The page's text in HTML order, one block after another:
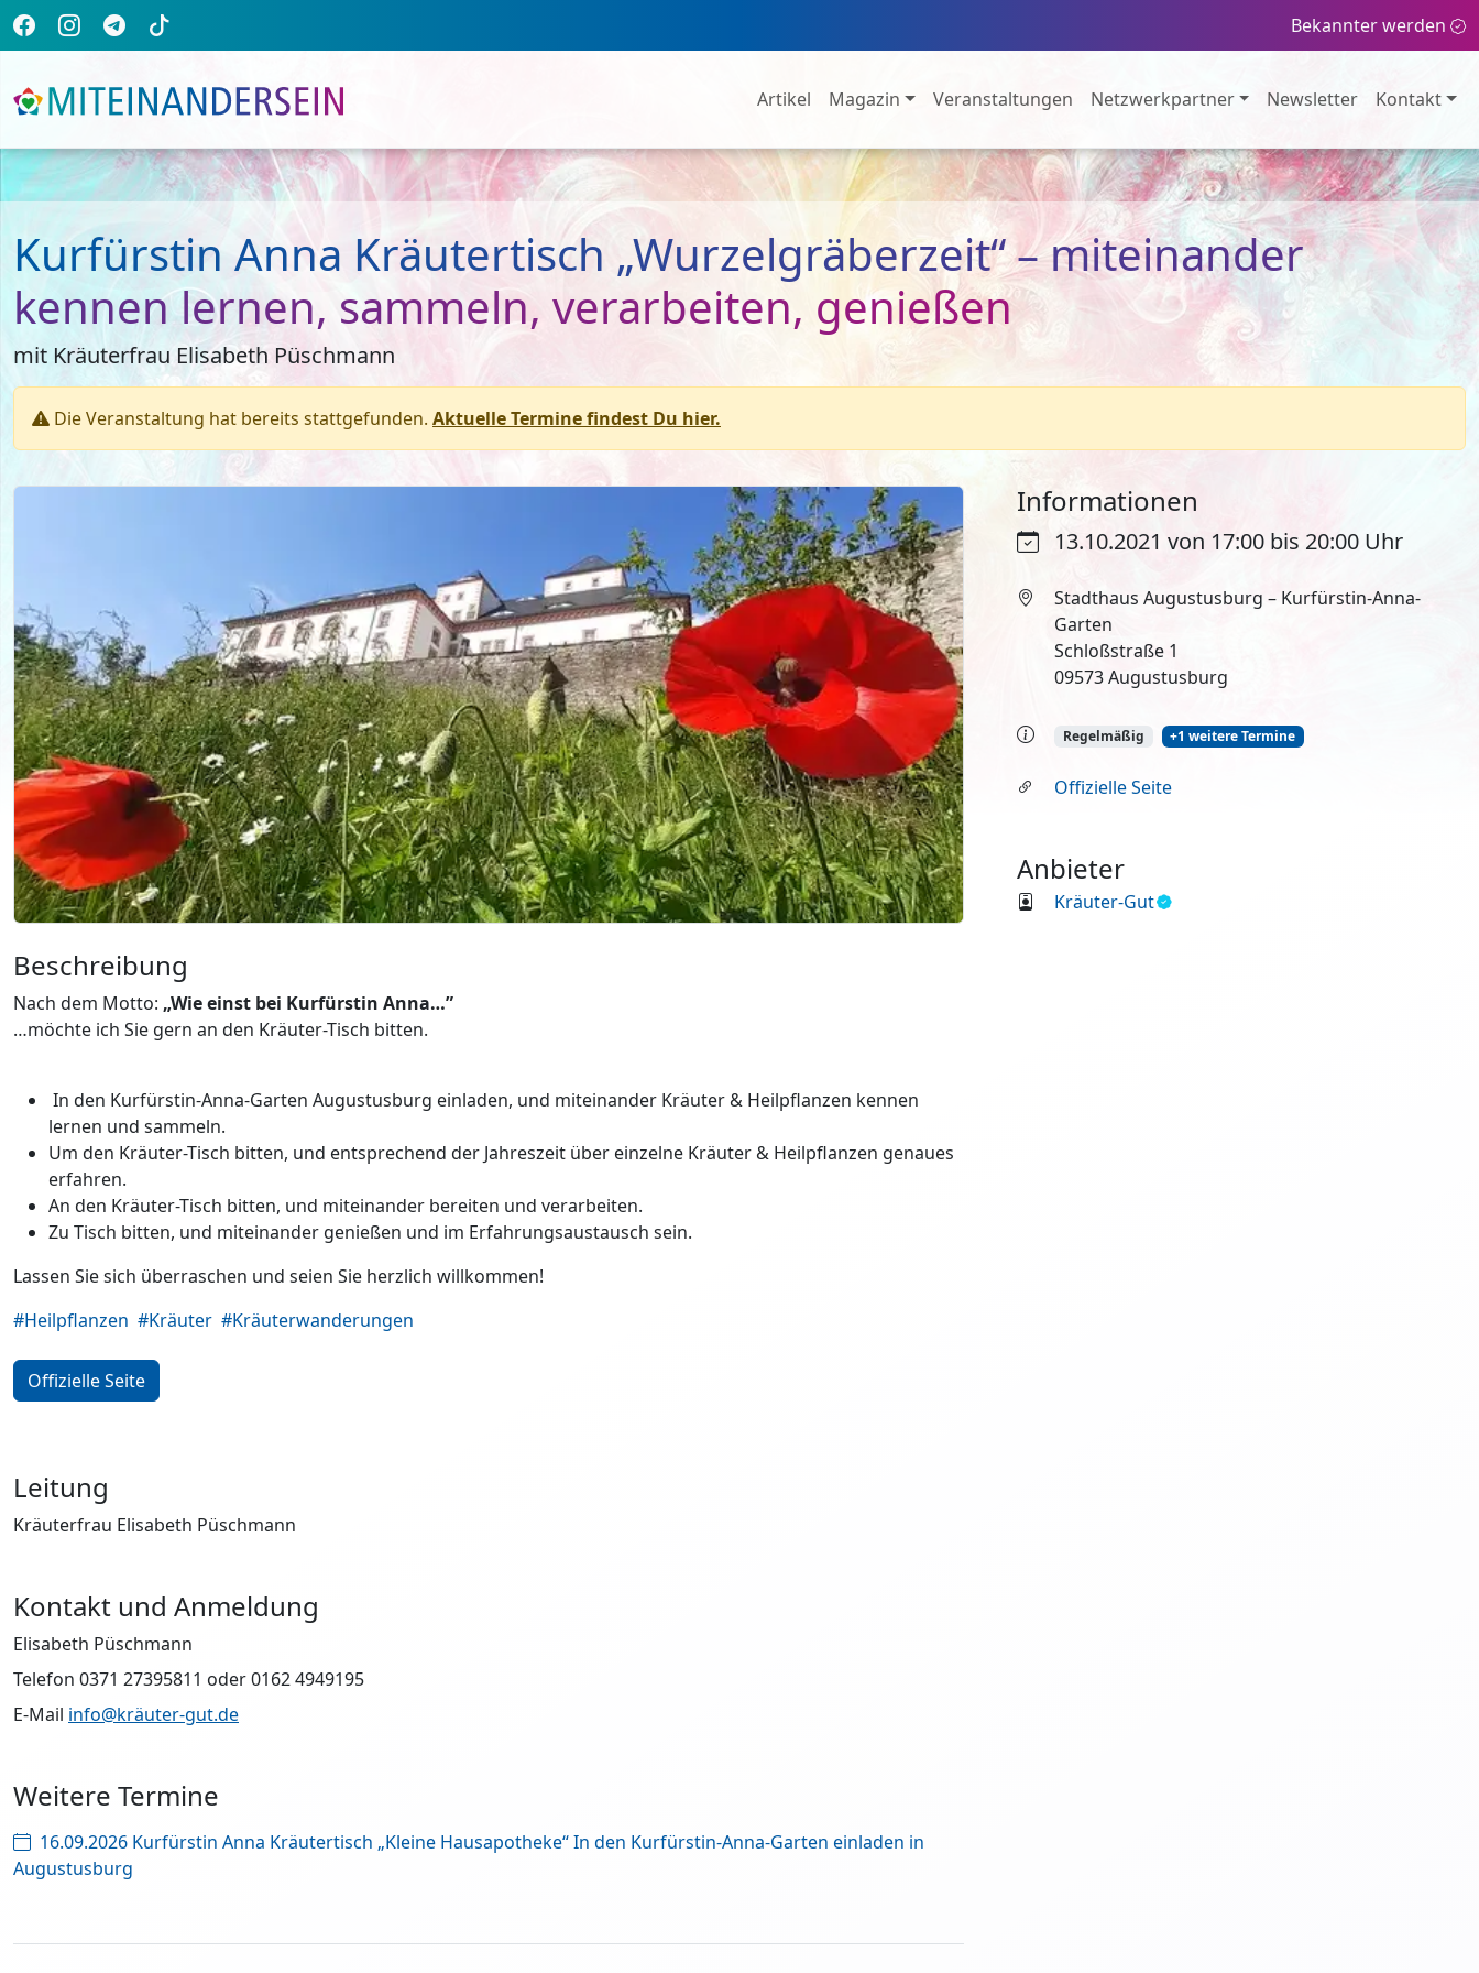
Bekannter werden
Artikel Magazin Veranstaltungen Netzwerkpartner Newsletter Kontakt
Kurfürstin Anna Kräutertisch „Wurzelgräberzeit“ – miteinander
kennen lernen, sammeln, verarbeiten, genießen
mit Kräuterfrau Elisabeth Püschmann
Die Veranstaltung hat bereits stattgefunden. Aktuelle Termine findest Du hier.
Informationen
13.10.2021 von 17:00 bis 20:00 Uhr
Stadthaus Augustusburg – Kurfürstin-Anna-
Garten
Schloßstraße 1
09573 Augustusburg
Regelmäßig +1 weitere Termine
Offizielle Seite
Anbieter
Kräuter-Gut
Beschreibung
Nach dem Motto: „Wie einst bei Kurfürstin Anna…”
…möchte ich Sie gern an den Kräuter-Tisch bitten.
In den Kurfürstin-Anna-Garten Augustusburg einladen, und miteinander Kräuter & Heilpflanzen kennen
lernen und sammeln.
Um den Kräuter-Tisch bitten, und entsprechend der Jahreszeit über einzelne Kräuter & Heilpflanzen genaues
erfahren.
An den Kräuter-Tisch bitten, und miteinander bereiten und verarbeiten.
Zu Tisch bitten, und miteinander genießen und im Erfahrungsaustausch sein.
Lassen Sie sich überraschen und seien Sie herzlich willkommen!
#Heilpflanzen #Kräuter #Kräuterwanderungen
Offizielle Seite
Leitung
Kräuterfrau Elisabeth Püschmann
Kontakt und Anmeldung
Elisabeth Püschmann
Telefon 0371 27395811 oder 0162 4949195
E-Mail info@kräuter-gut.de
Weitere Termine
16.09.2026 Kurfürstin Anna Kräutertisch „Kleine Hausapotheke“ In den Kurfürstin-Anna-Garten einladen in
Augustusburg